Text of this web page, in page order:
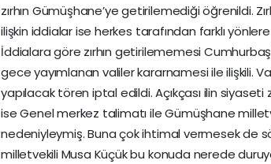
zırhın Gümüşhane’ye getirilemediği öğrenildi.
ilişkin iddialar ise herkes tarafından farklı
İddialara göre zırhın getirilememesi
gece yayımlanan valiler kararnamesi ile ilişkili.
yapılacak tören iptal edildi. Açıkçası ilin siyaseti
ise Genel merkez talimatı ile Gümüşhane
nedeniyleymiş. Buna çok ihtimal vermesek de
milletvekili Musa Küçük bu konuda nerede